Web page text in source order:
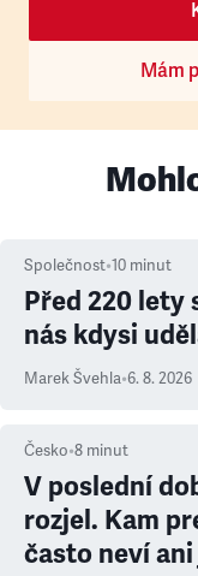
Mám
Společnost•10 minut
Před 220 lety
nás kdysi
Marek Švehla•6. 8. 2026
Česko•8 minut
V poslední
rozjel. Kam
často neví